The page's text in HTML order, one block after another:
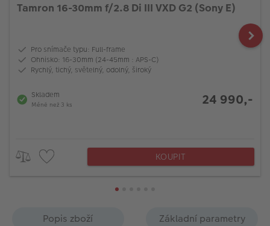
Tamron 16-30mm f/2.8 Di III VXD G2 (Sony E)
Pro snímače typu: Full-frame
Ohnisko: 16-30mm (24-45mm : APS-C)
Rychlý, tichý, světelný, odolný, široký
Skladem
Méně než 3 ks 24 990,-
KOUPIT
Popis zboží Základní parametry